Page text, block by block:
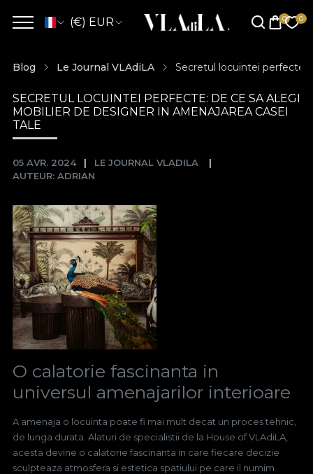
(€) EUR
Blog Le Journal VLAdiLA Secretul locuintei perfecte:
SECRETUL LOCUINTEI PERFECTE: DE CE SA ALEGI
MOBILIER DE DESIGNER IN AMENAJAREA CASEI
TALE
05 AVR. 2024
LE JOURNAL VLADILA
AUTEUR: ADRIAN
O calatorie fascinanta in
universul amenajarilor interioare
A amenaja o locuinta poate fi mai mult decat un proces tehnic,
de lunga durata. Alaturi de specialistii de la House of VLAdiLA,
acesta devine o calatorie fascinanta in care fiecare decizie
sculpteaza atmosfera si estetica spatiului pe care il numim